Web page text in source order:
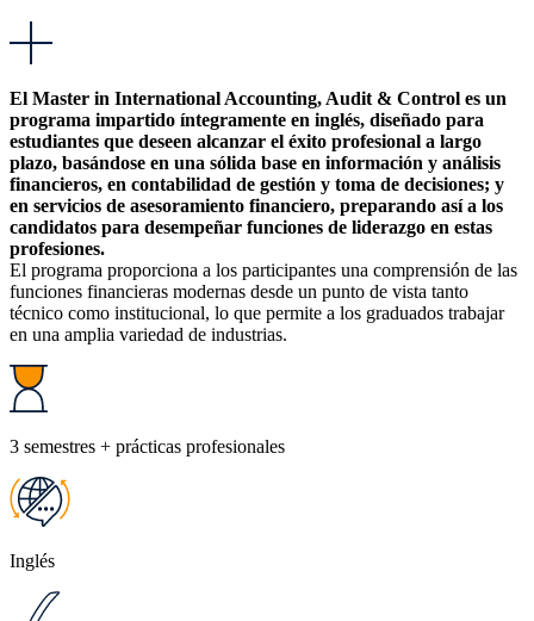
El Master in International Accounting, Audit & Control es un
programa impartido íntegramente en inglés, diseñado para
estudiantes que deseen alcanzar el éxito profesional a largo
plazo, basándose en una sólida base en información y análisis
financieros, en contabilidad de gestión y toma de decisiones; y
en servicios de asesoramiento financiero, preparando así a los
candidatos para desempeñar funciones de liderazgo en estas
profesiones.
El programa proporciona a los participantes una comprensión de las
funciones financieras modernas desde un punto de vista tanto
técnico como institucional, lo que permite a los graduados trabajar
en una amplia variedad de industrias.
3 semestres + prácticas profesionales
Inglés